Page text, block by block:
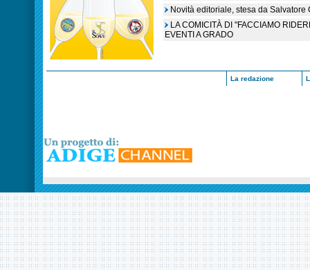
Novità editoriale, stesa da Salvatore
LA COMICITÀ DI "FACCIAMO
EVENTI A GRADO
La redazione